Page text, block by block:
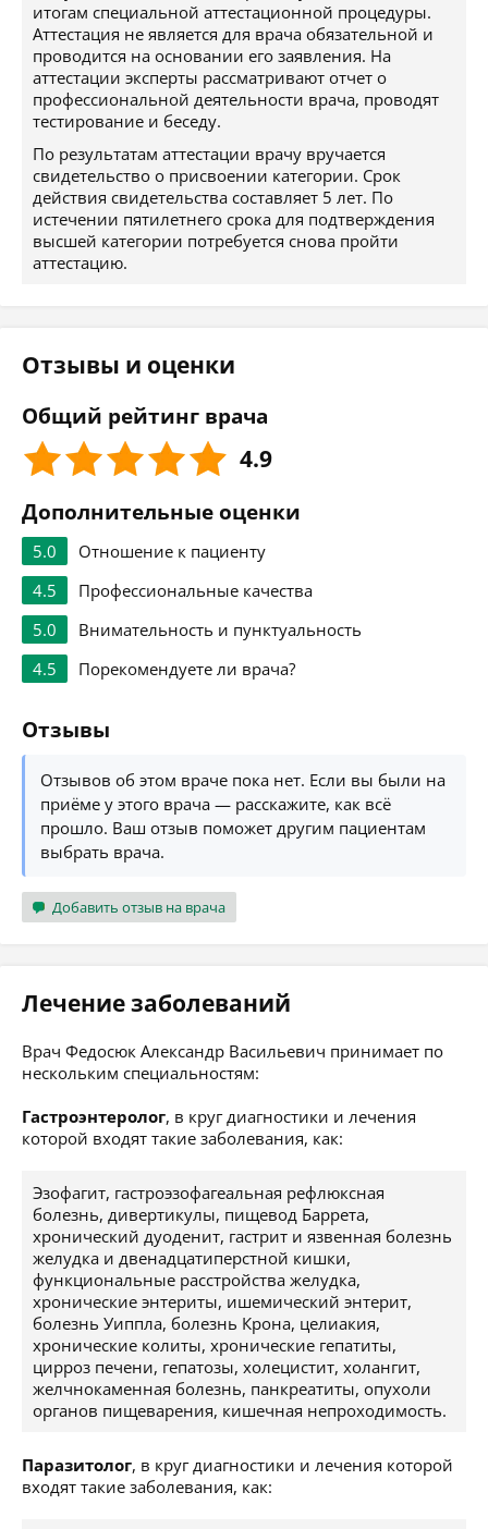
итогам специальной аттестационной процедуры.
Аттестация не является для врача обязательной и
проводится на основании его заявления. На
аттестации эксперты рассматривают отчет о
профессиональной деятельности врача, проводят
тестирование и беседу.
По результатам аттестации врачу вручается
свидетельство о присвоении категории. Срок
действия свидетельства составляет 5 лет. По
истечении пятилетнего срока для подтверждения
высшей категории потребуется снова пройти
аттестацию.
Отзывы и оценки
Общий рейтинг врача
4.9
Дополнительные оценки
5.0
Отношение к пациенту
4.5
Профессиональные качества
5.0
Внимательность и пунктуальность
4.5
Порекомендуете ли врача?
Отзывы
Отзывов об этом враче пока нет. Если вы были на
приёме у этого врача — расскажите, как всё
прошло. Ваш отзыв поможет другим пациентам
выбрать врача.
Добавить отзыв на врача
Лечение заболеваний
Врач Федосюк Александр Васильевич принимает по
нескольким специальностям:
Гастроэнтеролог, в круг диагностики и лечения
которой входят такие заболевания, как:
Эзофагит, гастроэзофагеальная рефлюксная
болезнь, дивертикулы, пищевод Баррета,
хронический дуоденит, гастрит и язвенная болезнь
желудка и двенадцатиперстной кишки,
функциональные расстройства желудка,
хронические энтериты, ишемический энтерит,
болезнь Уиппла, болезнь Крона, целиакия,
хронические колиты, хронические гепатиты,
цирроз печени, гепатозы, холецистит, холангит,
желчнокаменная болезнь, панкреатиты, опухоли
органов пищеварения, кишечная непроходимость.
Паразитолог, в круг диагностики и лечения которой
входят такие заболевания, как: